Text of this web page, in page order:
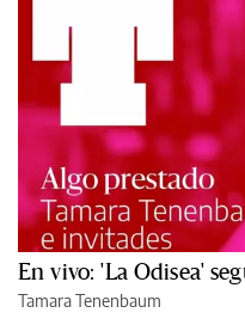
En vivo: 'La Odisea'
Tamara Tenenbaum